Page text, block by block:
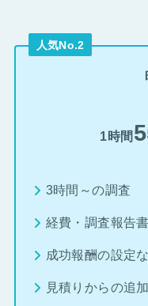
人気No.2
1時間
3時間～の調査
経費・調査報告
成功報酬の設定
見積りからの追